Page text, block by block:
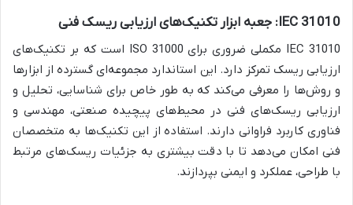
IEC 31010: جعبه ابزار تکنیک‌های ارزیابی ریسک فنی
IEC 31010 مکملی ضروری برای ISO 31000 است که بر تکنیک‌های
ارزیابی ریسک تمرکز دارد. این استاندارد مجموعه‌ای گسترده از ابزارها
و روش‌ها را معرفی می‌کند که به طور خاص برای شناسایی، تحلیل و
ارزیابی ریسک‌های فنی در محیط‌های پیچیده صنعتی، مهندسی و
فناوری کاربرد فراوانی دارند. استفاده از این تکنیک‌ها به متخصصان
فنی امکان می‌دهد تا با دقت بیشتری به جزئیات ریسک‌های مرتبط
با طراحی، عملکرد و ایمنی بپردازند.